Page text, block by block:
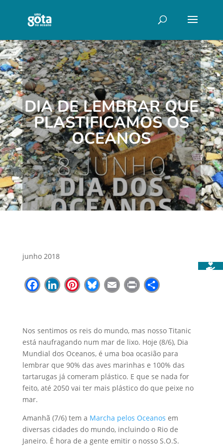
DIA DE LEMBRAR QUE
PLASTIFICAMOS OS
OCEANOS
junho 2018
Facebook
LinkedIn
Pinterest
Bluesky
Email
PrintShare
Nos sentimos os reis do mundo, mas nosso Titanic
está naufragando num mar de lixo. Hoje (8/6), Dia
Mundial dos Oceanos, é uma boa ocasião para
lembrar que 90% das aves marinhas e 100% das
tartarugas já comeram plástico. E que se nada for
feito, até 2050 vai ter mais plástico do que peixe no
mar.
Amanhã (7/6) tem a Marcha pelos Oceanos em
diversas cidades do mundo, incluindo o Rio de
Janeiro. É hora de a gente emitir o nosso S.O.S.